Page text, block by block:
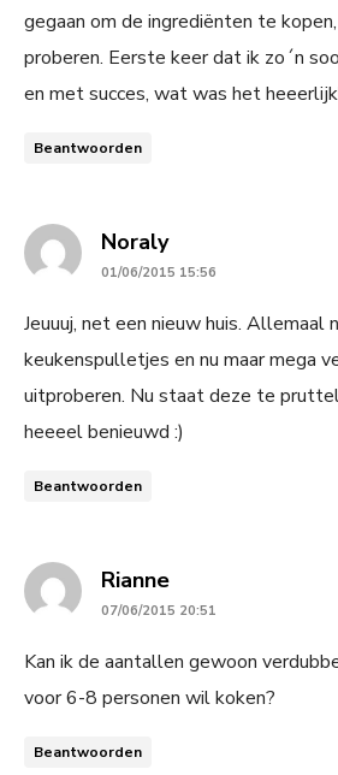
gegaan om de ingrediënten te
proberen. Eerste keer dat ik zo´n
en met succes, wat was het
Beantwoorden
Noralysays:
01/06/2015 15:56
Jeuuuj, net een nieuw huis. Allemaal
keukenspulletjes en nu maar mega
uitproberen. Nu staat deze te
heeeel benieuwd :)
Beantwoorden
Riannesays:
07/06/2015 20:51
Kan ik de aantallen gewoon
voor 6-8 personen wil koken?
Beantwoorden